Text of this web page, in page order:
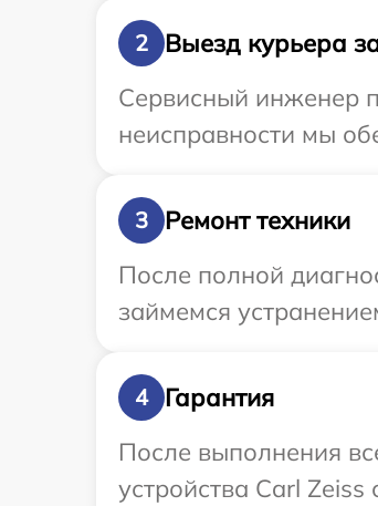
2
Выезд курьера
Сервисный инженер
неисправности мы
3
Ремонт техники
После полной
займемся
4
Гарантия
После выполнения
устройства Carl Zeiss